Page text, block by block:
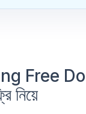
Free
নিয়ে